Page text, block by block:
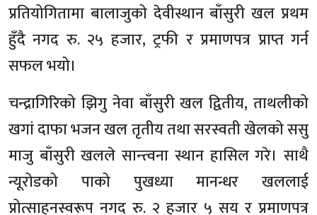
प्रतियोगितामा बालाजुको देवीस्थान बाँसुरी खल प्रथम
हुँदै नगद रु. २५ हजार, ट्रफी र प्रमाणपत्र प्राप्त गर्न
सफल भयो।
चन्द्रागिरिको झिगु नेवा बाँसुरी खल द्वितीय, ताथलीको
खगां दाफा भजन खल तृतीय तथा सरस्वती खेलको ससु
माजु बाँसुरी खलले सान्त्वना स्थान हासिल गरे। साथै
न्यूरोडको पाको पुखध्या मानन्धर खललाई
प्रोत्साहनस्वरूप नगद रु. २ हजार ५ सय र प्रमाणपत्र